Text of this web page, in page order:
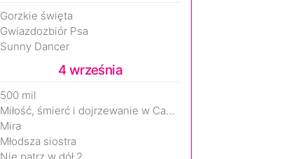
Gorzkie święta
Gwiazdozbiór Psa
Sunny Dancer
4 września
500 mil
Miłość, śmierć i dojrzewanie w Camp Miasma
Mira
Młodsza siostra
Nie patrz w dół 2